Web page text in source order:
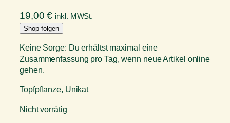
19,00€ inkl. MWSt.
Shop folgen
Keine Sorge: Du erhältst maximal eine
Zusammenfassung pro Tag, wenn neue Artikel online
gehen.
Topfpflanze, Unikat
Nicht vorrätig